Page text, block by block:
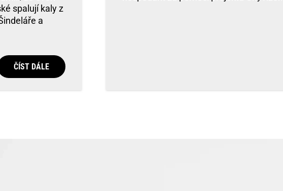
spalují kaly z
a
ČÍST DÁLE